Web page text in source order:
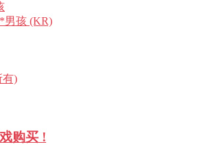
男孩 (KR)
有)
购买 !